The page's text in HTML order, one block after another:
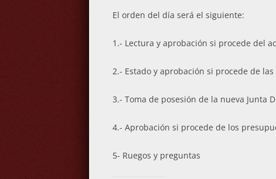
El orden del día será el siguiente:
1.- Lectura y aprobación si procede del
2.- Estado y aprobación si procede de
3.- Toma de posesión de la nueva Junta
4.- Aprobación si procede de los
5- Ruegos y preguntas